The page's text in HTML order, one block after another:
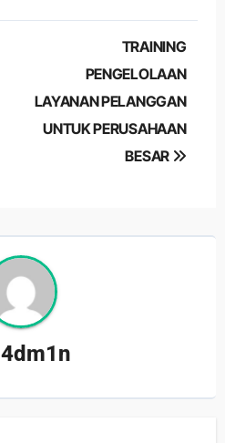
TRAINING
PENGELOLAAN
LAYANAN PELANGGAN
UNTUK PERUSAHAAN
BESAR
4dm1n